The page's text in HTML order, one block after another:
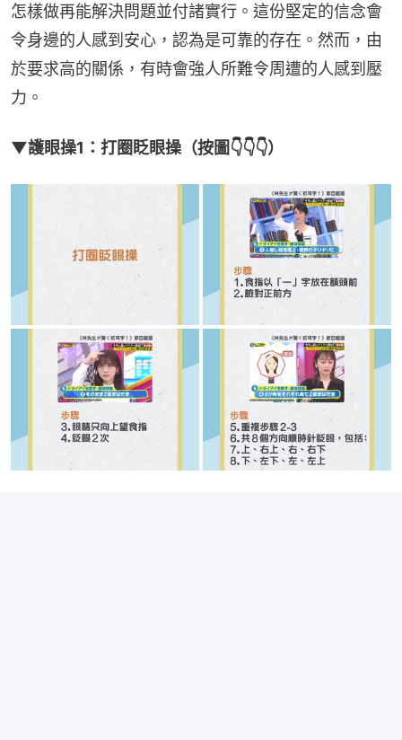
怎樣做再能解決問題並付諸實行。這份堅定的信念會
令身邊的人感到安心，認為是可靠的存在。然而，由
於要求高的關係，有時會強人所難令周遭的人感到壓
力。
▼護眼操1：打圈眨眼操（按圖👇👇👇）